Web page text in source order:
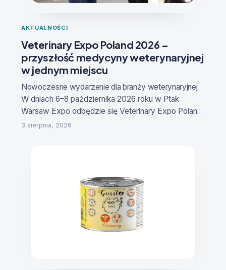
AKTUALNOŚCI
Veterinary Expo Poland 2026 –
przyszłość medycyny weterynaryjnej
w jednym miejscu
Nowoczesne wydarzenie dla branży weterynaryjnej
W dniach 6–8 października 2026 roku w Ptak
Warsaw Expo odbędzie się Veterinary Expo Poland
– Targi Produktów i Innowacji dla Medycyny
dystrybutorach oraz firmach rozwijających
nowoczesne rozwiązania dla sektora animal
3 sierpnia, 2026